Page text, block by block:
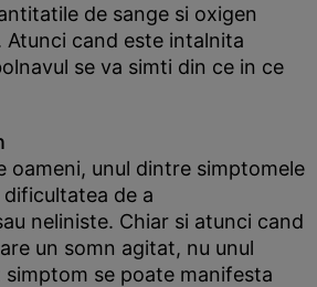
de sange si oxigen
Atunci cand este intalnita
se va simti din ce in ce
oameni, unul dintre simptomele
de a
neliniste. Chiar si atunci cand
un somn agitat, nu unul
simptom se poate manifesta